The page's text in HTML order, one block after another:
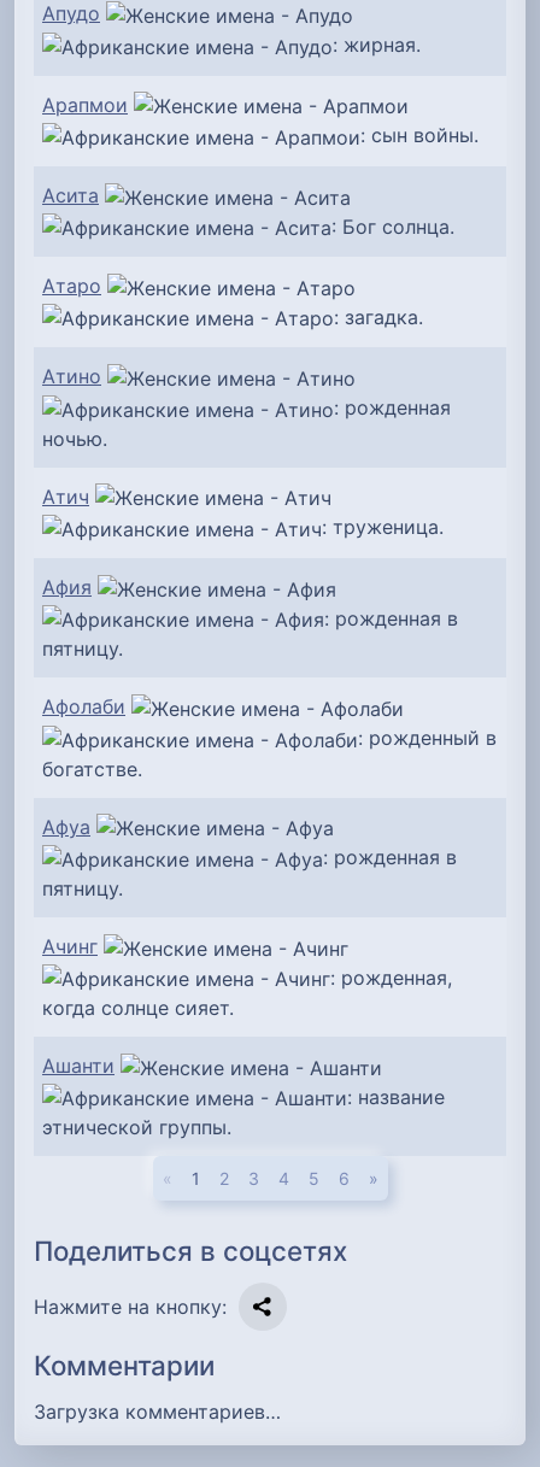
Апудо
: жирная.
Арапмои
: сын войны.
Асита
: Бог солнца.
Атаро
: загадка.
Атино
: рожденная
ночью.
Атич
: труженица.
Афия
: рожденная в
пятницу.
Афолаби
: рожденный в
богатстве.
Афуа
: рожденная в
пятницу.
Ачинг
: рожденная,
когда солнце сияет.
Ашанти
: название
этнической группы.
« 1 2 3 4 5 6 »
Поделиться в соцсетях
Нажмите на кнопку:
Комментарии
Загрузка комментариев…